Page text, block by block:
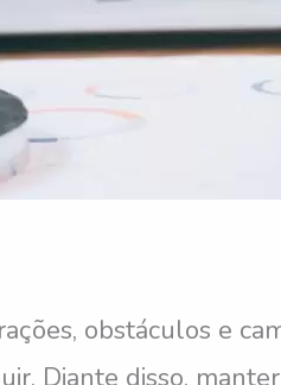
obstáculos e
Diante disso,